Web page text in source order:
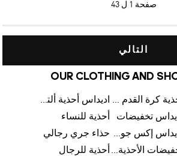
صفحة 1 ل 43
التالي
OUR CLOTHING AND
أحذية كرة القدم للرجال
اديداس أحذية ألترا بوست للرجال
تخفيضات
أحذية للنساء
اديداس إكس جود بيلينغهام حذاء جري رجالي
تخفيضات الأحذية للرجال أحذية للرجال